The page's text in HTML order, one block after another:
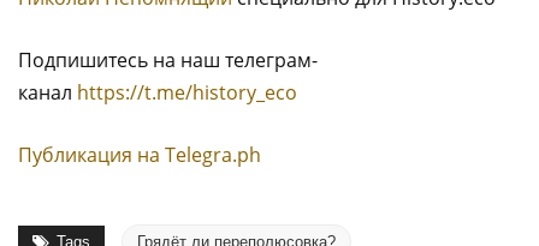
Подпишитесь на наш телеграм-
канал https://t.me/history_eco
Публикация на Тelegra.ph
Tags Грядёт ли переполюсовка?